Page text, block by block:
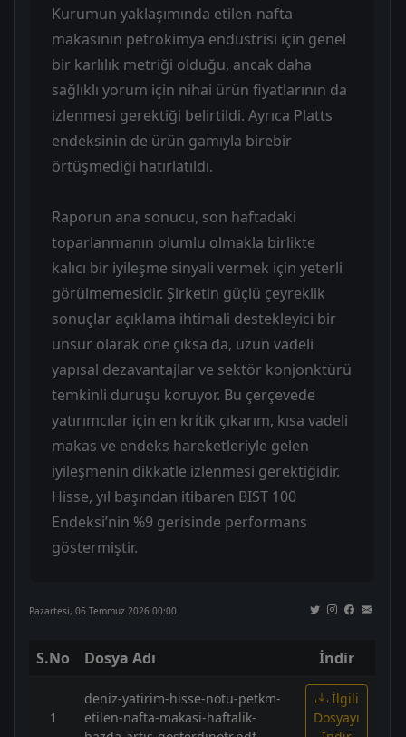
Kurumun yaklaşımında etilen-nafta
makasının petrokimya endüstrisi için genel
bir karlılık metriği olduğu, ancak daha
sağlıklı yorum için nihai ürün fiyatlarının da
izlenmesi gerektiği belirtildi. Ayrıca Platts
endeksinin de ürün gamıyla birebir
örtüşmediği hatırlatıldı.
Raporun ana sonucu, son haftadaki
toparlanmanın olumlu olmakla birlikte
kalıcı bir iyileşme sinyali vermek için yeterli
görülmemesidir. Şirketin güçlü çeyreklik
sonuçlar açıklama ihtimali destekleyici bir
unsur olarak öne çıksa da, uzun vadeli
yapısal dezavantajlar ve sektör konjonktürü
temkinli duruşu koruyor. Bu çerçevede
yatırımcılar için en kritik çıkarım, kısa vadeli
makas ve endeks hareketleriyle gelen
iyileşmenin dikkatle izlenmesi gerektiğidir.
Hisse, yıl başından itibaren BIST 100
Endeksi’nin %9 gerisinde performans
göstermiştir.
Pazartesi, 06 Temmuz 2026 00:00
S.No Dosya Adı İndir
1
deniz-yatirim-hisse-notu-petkm-
etilen-nafta-makasi-haftalik-
İlgili
Dosyayı